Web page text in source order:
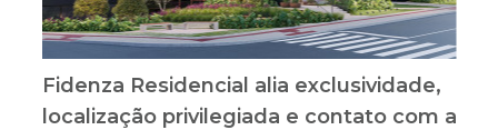
Fidenza Residencial alia exclusividade,
localização privilegiada e contato com a